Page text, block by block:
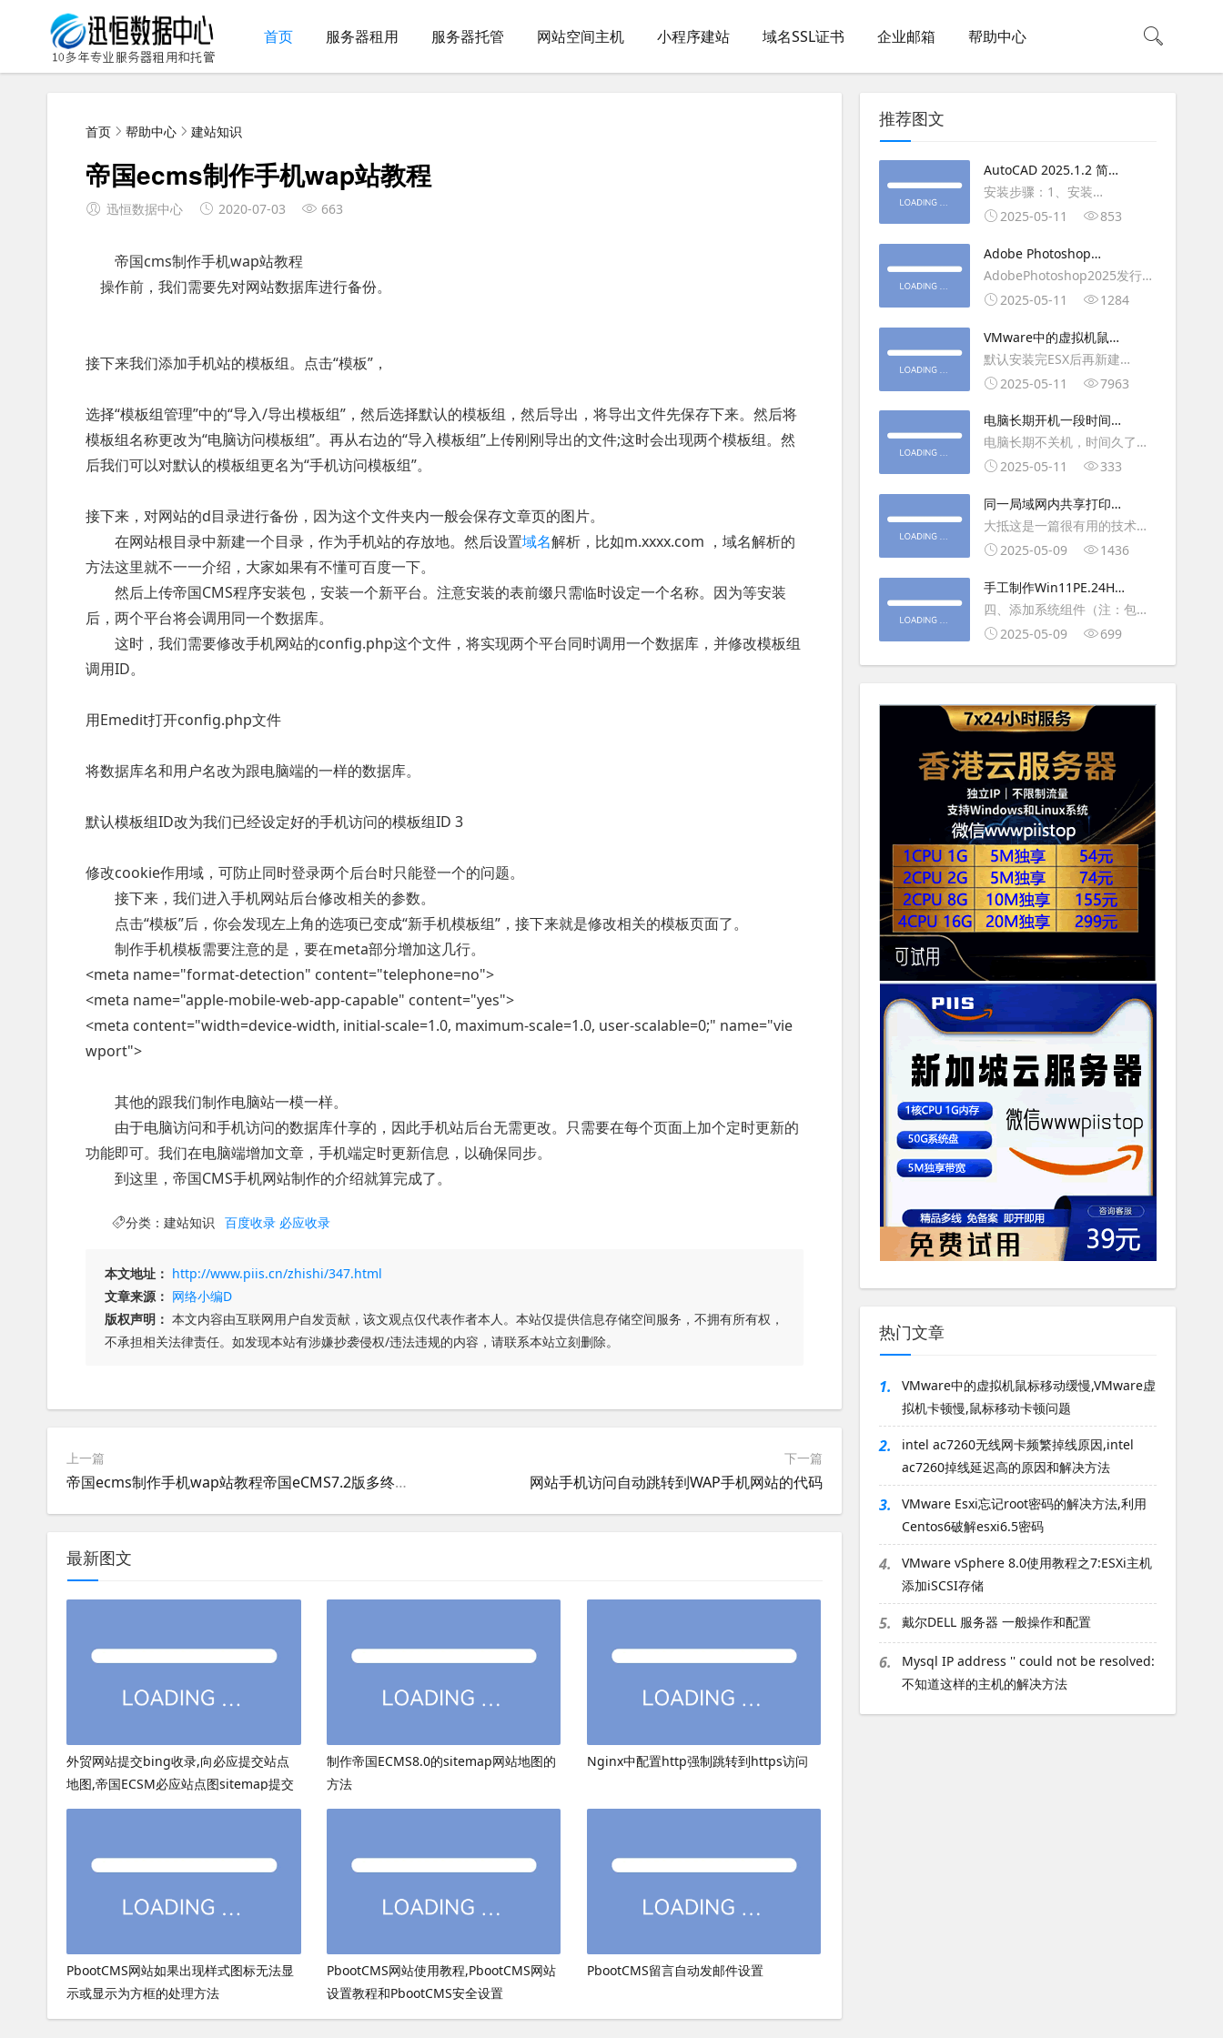
首页 服务器租用 服务器托管 网站空间主机 小程序建站 域名SSL证书 企业邮箱 帮助中心
首页 帮助中心 建站知识
帝国ecms制作手机wap站教程
迅恒数据中心 2020-07-03 663
帝国cms制作手机wap站教程
操作前，我们需要先对网站数据库进行备份。
接下来我们添加手机站的模板组。点击“模板”，
选择“模板组管理”中的“导入/导出模板组”，然后选择默认的模板组，然后导出，将导出文件先保存下来。然后将
模板组名称更改为“电脑访问模板组”。再从右边的“导入模板组”上传刚刚导出的文件;这时会出现两个模板组。然
后我们可以对默认的模板组更名为“手机访问模板组”。
接下来，对网站的d目录进行备份，因为这个文件夹内一般会保存文章页的图片。
在网站根目录中新建一个目录，作为手机站的存放地。然后设置域名解析，比如m.xxxx.com ，域名解析的
方法这里就不一一介绍，大家如果有不懂可百度一下。
然后上传帝国CMS程序安装包，安装一个新平台。注意安装的表前缀只需临时设定一个名称。因为等安装
后，两个平台将会调用同一个数据库。
这时，我们需要修改手机网站的config.php这个文件，将实现两个平台同时调用一个数据库，并修改模板组
调用ID。
用Emedit打开config.php文件
将数据库名和用户名改为跟电脑端的一样的数据库。
默认模板组ID改为我们已经设定好的手机访问的模板组ID 3
修改cookie作用域，可防止同时登录两个后台时只能登一个的问题。
接下来，我们进入手机网站后台修改相关的参数。
点击“模板”后，你会发现左上角的选项已变成“新手机模板组”，接下来就是修改相关的模板页面了。
制作手机模板需要注意的是，要在meta部分增加这几行。
<meta name="format-detection" content="telephone=no">
<meta name="apple-mobile-web-app-capable" content="yes">
<meta content="width=device-width, initial-scale=1.0, maximum-scale=1.0, user-scalable=0;" name="vie
wport">
其他的跟我们制作电脑站一模一样。
由于电脑访问和手机访问的数据库什享的，因此手机站后台无需更改。只需要在每个页面上加个定时更新的
功能即可。我们在电脑端增加文章，手机端定时更新信息，以确保同步。
到这里，帝国CMS手机网站制作的介绍就算完成了。
分类： 建站知识 百度收录 必应收录
本文地址： http://www.piis.cn/zhishi/347.html
文章来源： 网络小编D
版权声明： 本文内容由互联网用户自发贡献，该文观点仅代表作者本人。本站仅提供信息存储空间服务，不拥有所有权，
不承担相关法律责任。如发现本站有涉嫌抄袭侵权/违法违规的内容，请联系本站立刻删除。
上一篇
帝国ecms制作手机wap站教程帝国eCMS7.2版多终端使用图文教程
下一篇
网站手机访问自动跳转到WAP手机网站的代码
最新图文
外贸网站提交bing收录,向必应提交站点
地图,帝国ECSM必应站点图sitemap提交
制作帝国ECMS8.0的sitemap网站地图的
方法
Nginx中配置http强制跳转到https访问
PbootCMS网站如果出现样式图标无法显
示或显示为方框的处理方法
PbootCMS网站使用教程,PbootCMS网站
设置教程和PbootCMS安全设置
PbootCMS留言自动发邮件设置
推荐图文
AutoCAD 2025.1.2 简体
中文版（64位）破解版下
载
安装步骤：1、安装
AutoCAD_2025.1.2_Update3、
复制Crack里面的文件到
AutoCAD安装目录里，覆盖同
名文件4、完最低
2025-05-11 853
Adobe Photoshop
2025（v26.6.1）多语言
破解版下载
AdobePhotoshop2025发行
年：2025版本：26.6.1.7开发
平台：WindowsX64界面语
言：英语/匈牙利/匈牙利/越南/
荷兰/印尼/西班牙/西班牙语/意
大利
2025-05-11 1284
VMware中的虚拟机鼠标
移动缓慢,VMware虚拟机
卡顿慢,鼠标移动卡顿问题
默认安装完ESX后再新建
WINDOWS虚拟主机，如
操作虚拟主机，鼠标会非常
钝，这是因为虚拟机没有鼠标
驱动，通过安装vmwaretool后
就可以解决此问
2025-05-11 7963
电脑长期开机一段时间就
卡顿怎么处理
电脑长期不关机，时间久了就
会一直卡，CPU和内存都没占
久，打开任务管理器5秒钟。一
般重启下电脑就可以了或重启
下资源管理器(explorer.exe进
程).
2025-05-11 333
同一局域网内共享打印机
的连接及相关问题解决方
法
大抵这是一篇很有用的技术教
程文章吧！涉及的内容普遍而
不自觉地点赞收藏吧~包含内容
有：共享前的准备工作在设置
打印机共享之前，你得先确保
两台电脑
2025-05-09 1436
手工制作Win11PE.24H2
LTSC2024详细教程2
四、添加系统组件（注：包含
DWM、BitLocker解锁、MMC
第5卷提取以下文件到BOOT文
件夹：;DWM桌面窗口管理器
2025-05-09 699
热门文章
1.
VMware中的虚拟机鼠标移动缓慢,VMware虚
拟机卡顿慢,鼠标移动卡顿问题
2.
intel ac7260无线网卡频繁掉线原因,intel
ac7260掉线延迟高的原因和解决方法
3.
VMware Esxi忘记root密码的解决方法,利用
Centos6破解esxi6.5密码
4.
VMware vSphere 8.0使用教程之7:ESXi主机
添加iSCSI存储
5. 戴尔DELL 服务器 一般操作和配置
6.
Mysql IP address '' could not be resolved:
不知道这样的主机的解决方法